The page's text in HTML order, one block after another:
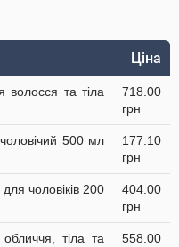
Ціна
та тіла
718.00
грн
500 мл
177.10
грн
чоловіків 200
404.00
грн
тіла та
558.00